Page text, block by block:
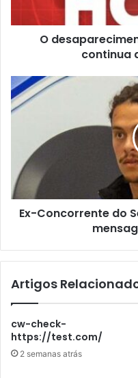
O
continua
Ex-Concorrente do
Artigos
cw-check-
https://test.com/
2 semanas atrás